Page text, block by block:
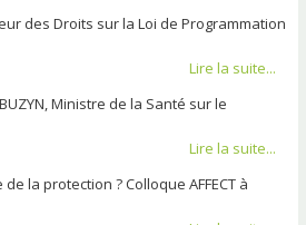
des Droits sur la Loi de Programmation
Lire la suite...
Ministre de la Santé sur le
Lire la suite...
la protection ? Colloque AFFECT à